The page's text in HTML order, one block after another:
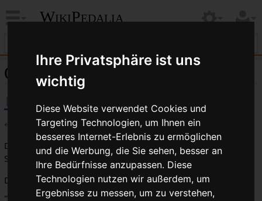
Ihre Privatsphäre ist uns
wichtig
Diese Website verwendet Cookies und
Targeting Technologien, um Ihnen ein
besseres Internet-Erlebnis zu ermöglichen
und die Werbung, die Sie sehen, besser an
Ihre Bedürfnisse anzupassen. Diese
Technologien nutzen wir außerdem, um
Ergebnisse zu messen, um zu verstehen,
WikiPedalia
Quelltext der Seite Rahmensatz
← Rahmensatz
Du bist aus dem folgenden Grund nicht berechtigt, diese
Seite zu bearbeiten:
Diese Aktion ist auf Benutzer beschränkt, die der Gruppe
„ Benutzer“ angehören.